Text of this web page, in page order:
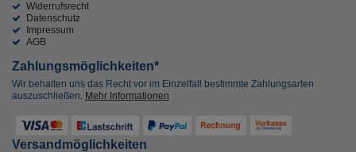
Widerrufsrecht
Datenschutz
Impressum
AGB
Zahlungsmöglichkeiten*
Wir behalten uns das Recht vor im Einzelfall bestimmte Zahlungsarten
auszuschließen. Mehr Informationen
Versandmöglichkeiten